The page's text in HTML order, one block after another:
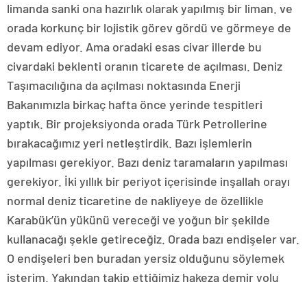
limanda sanki ona hazırlık olarak yapılmış bir liman. ve
orada korkunç bir lojistik görev gördü ve görmeye de
devam ediyor. Ama oradaki esas civar illerde bu
civardaki beklenti oranın ticarete de açılması. Deniz
Taşımacılığına da açılması noktasında Enerji
Bakanımızla birkaç hafta önce yerinde tespitleri
yaptık. Bir projeksiyonda orada Türk Petrollerine
bırakacağımız yeri netleştirdik. Bazı işlemlerin
yapılması gerekiyor. Bazı deniz taramaların yapılması
gerekiyor. İki yıllık bir periyot içerisinde inşallah orayı
normal deniz ticaretine de nakliyeye de özellikle
Karabük’ün yükünü vereceği ve yoğun bir şekilde
kullanacağı şekle getireceğiz. Orada bazı endişeler var.
O endişeleri ben buradan yersiz olduğunu söylemek
isterim. Yakından takip ettiğimiz hakeza demir yolu